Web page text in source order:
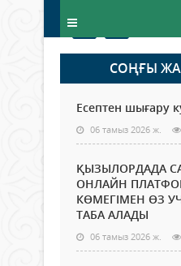
СОҢҒЫ
Есептен шығару
06 тамыз 2026 ж.
ҚЫЗЫЛОРДАДА
ОНЛАЙН
КӨМЕГІМЕН ӨЗ
ТАБА АЛАДЫ
06 тамыз 2026 ж.